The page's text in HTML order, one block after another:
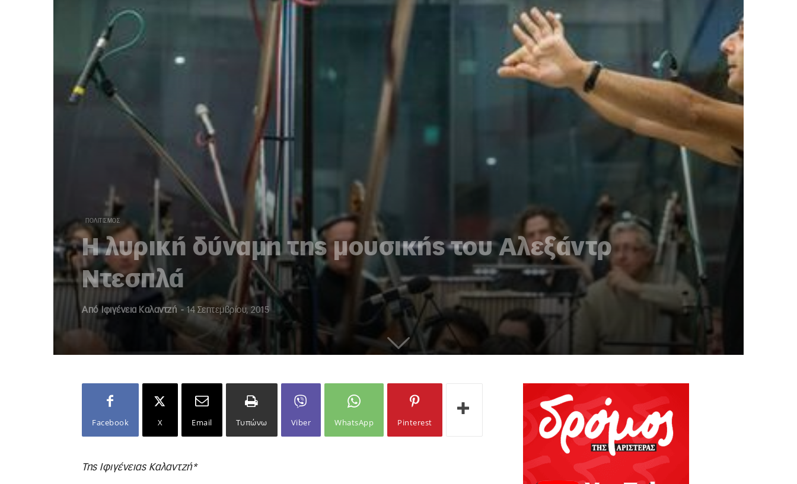
ΠΟΛΙΤΙΣΜΌΣ
Η λυρική δύναμη της μουσικής του Αλεξάντρ
Ντεσπλά
Από Ιφιγένεια Καλαντζή - 14 Σεπτεμβρίου, 2015
Facebook X Email Τυπώνω Viber WhatsApp Pinterest
Της Ιφιγένειας Καλαντζή*